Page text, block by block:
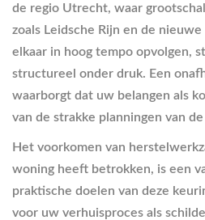
de regio Utrecht, waar
zoals Leidsche Rijn en de
elkaar in hoog tempo opvolgen,
structureel onder druk. Een
waarborgt dat uw belangen als
van de strakke planningen van
Het voorkomen van
woning heeft betrokken, is een
praktische doelen van deze
voor uw verhuisproces als